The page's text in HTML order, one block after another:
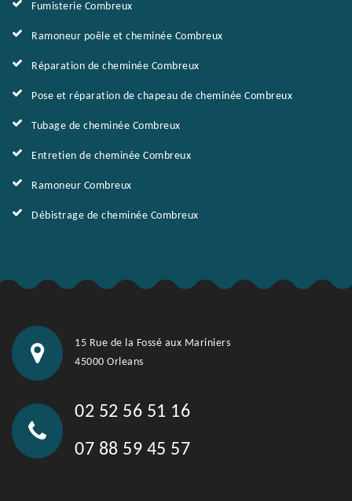
Fumisterie Combreux
Ramoneur poêle et cheminée Combreux
Réparation de cheminée Combreux
Pose et réparation de chapeau de cheminée Combreux
Tubage de cheminée Combreux
Entretien de cheminée Combreux
Ramoneur Combreux
Débistrage de cheminée Combreux
15 Rue de la Fossé aux Mariniers
45000 Orleans
02 52 56 51 16
07 88 59 45 57